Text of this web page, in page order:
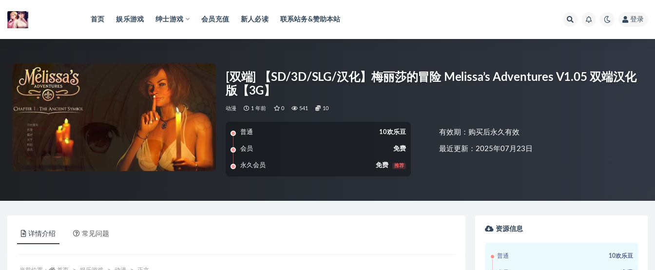
首页 娱乐游戏 绅士游戏 会员充值 新人必读 联系站务&赞助本站 登录
[双端] 【SD/3D/SLG/汉化】梅丽莎的冒险 Melissa’s Adventures V1.05 双端汉化
版【3G】
动漫 1 年前 0 541 10
普通 10欢乐豆
会员 免费
永久会员 免费 推荐
有效期：购买后永久有效
最近更新：2025年07月23日
详情介绍 常见问题
资源信息
普通 10欢乐豆